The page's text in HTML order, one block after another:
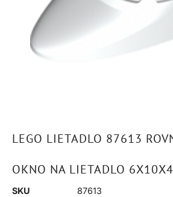
LEGO LIETADLO 87613
OKNO NA LIETADLO 6X10X4
SKU
87613